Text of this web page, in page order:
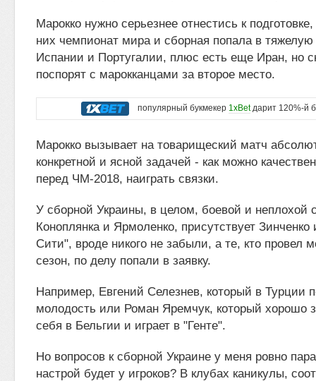
Марокко нужно серьезнее отнестись к
них чемпионат мира и сборная попала в тяжелую
Испании и Португалии, плюс есть еще Иран, но
поспорят с марокканцами за второе место.
популярный букмекер 1xBetдарит 120%-й
Марокко вызывает на товарищеский матч
конкретной и ясной задачей - как можно
перед ЧМ-2018, наиграть связки.
У сборной Украины, в целом, боевой и неплохой
Коноплянка и Ярмоленко, присутствует Зинченко
Сити", вроде никого не забыли, а те, кто провел
сезон, по делу попали в заявку.
Например, Евгений Селезнев, который в Турции
молодость или Роман Яремчук, который хорошо
себя в Бельгии и играет в "Генте".
Но вопросов к сборной Украине у меня ровно
настрой будет у игроков? В клубах каникулы,